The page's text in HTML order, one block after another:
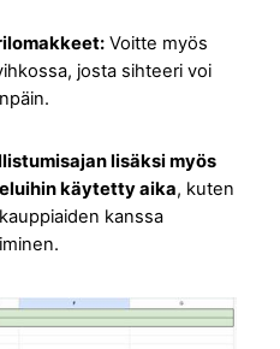
Voitte myös
josta sihteeri voi
lisäksi myös
käytetty aika, kuten
kanssa